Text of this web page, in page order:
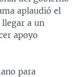
aplaudió el
a un
apoyo
para